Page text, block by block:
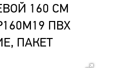
160 СМ
ПВХ
ПАКЕТ